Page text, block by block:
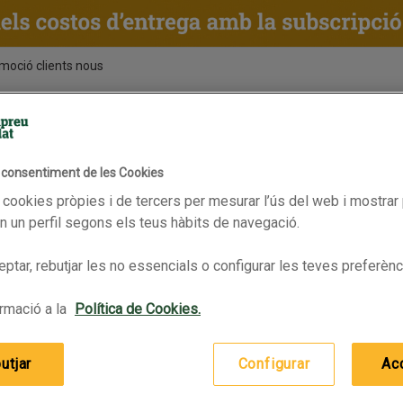
clients nous
fins 15/06/2026
de les Cookies
pròpies i de tercers per mesurar l’ús del web i
un perfil segons els teus hàbits de navegació.
rebutjar les no essencials o configurar les teves
a la Política de Cookies.
Configurar